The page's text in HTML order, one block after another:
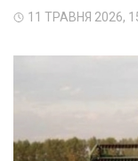
11 ТРАВНЯ 2026,